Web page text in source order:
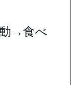
→食べ